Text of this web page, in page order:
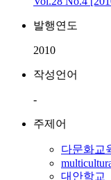
발행연도
2010
작성언어
-
주제어
다문화교
대안학교